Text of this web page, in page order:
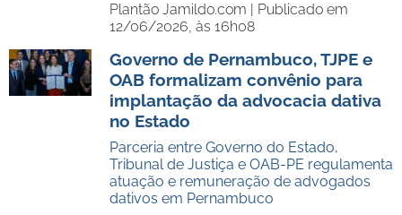
Plantão Jamildo.com | Publicado em
12/06/2026, às 16h08
Governo de Pernambuco, TJPE e
OAB formalizam convênio para
implantação da advocacia dativa
no Estado
Parceria entre Governo do Estado,
Tribunal de Justiça e OAB-PE regulamenta
atuação e remuneração de advogados
dativos em Pernambuco